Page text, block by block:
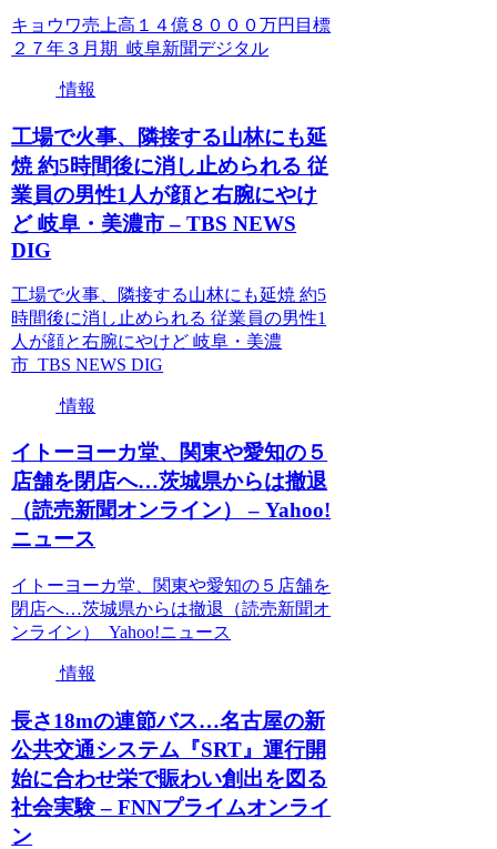
キョウワ売上高１４億８０００万円目標
２７年３月期 岐阜新聞デジタル
情報
工場で火事、隣接する山林にも延
焼 約5時間後に消し止められる 従
業員の男性1人が顔と右腕にやけ
ど 岐阜・美濃市 – TBS NEWS
DIG
工場で火事、隣接する山林にも延焼 約5
時間後に消し止められる 従業員の男性1
人が顔と右腕にやけど 岐阜・美濃
市 TBS NEWS DIG
情報
イトーヨーカ堂、関東や愛知の５
店舗を閉店へ…茨城県からは撤退
（読売新聞オンライン） – Yahoo!
ニュース
イトーヨーカ堂、関東や愛知の５店舗を
閉店へ…茨城県からは撤退（読売新聞オ
ンライン） Yahoo!ニュース
情報
長さ18mの連節バス…名古屋の新
公共交通システム『SRT』運行開
始に合わせ栄で賑わい創出を図る
社会実験 – FNNプライムオンライ
ン